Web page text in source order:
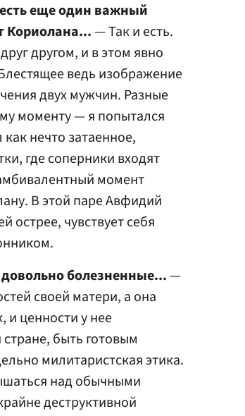
еще один важный
Кориолана...— Так и есть.
другом, и в этом явно
ведь изображение
двух мужчин. Разные
моменту — я попытался
нечто затаенное,
где соперники входят
момент
В этой паре Авфидий
чувствует себя
болезненные...—
своей матери, а она
ценности у нее
быть готовым
милитаристская этика.
над обычными
деструктивной